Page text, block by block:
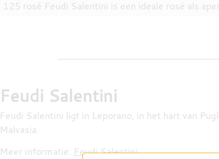
125 rosé Feudi Salentini is een ideale rosé als
Feudi Salentini
Feudi Salentini ligt in Leporano, in het hart van
Malvasia.
Meer informatie: Feudi Salentini